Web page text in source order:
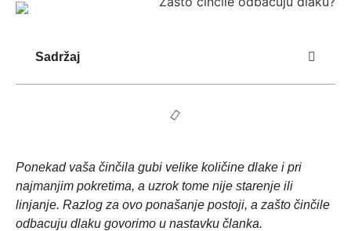
Sadržaj
Ponekad vaša činčila gubi velike količine dlake i pri
najmanjim pokretima, a uzrok tome nije starenje ili
linjanje. Razlog za ovo ponašanje postoji, a zašto činčile
odbacuju dlaku govorimo u nastavku članka.